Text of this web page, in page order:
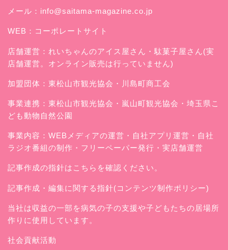
メール： info@saitama-magazine.co.jp
WEB： コーポレートサイト
店舗運営： れいちゃんのアイス屋さん ・駄菓子屋さん(実
店舗運営。オンライン販売は行っていません)
加盟団体：東松山市観光協会・川島町商工会
事業連携：東松山市観光協会・嵐山町観光協会・埼玉県こ
ども動物自然公園
事業内容：WEBメディアの運営・自社アプリ運営・自社
ラジオ番組の制作・フリーペーパー発行・実店舗運営
記事作成の指針はこちらを確認ください。
記事作成・編集に関する指針(コンテンツ制作ポリシー)
当社は収益の一部を病気の子の支援や子どもたちの居場所
作りに使用しています。
社会貢献活動